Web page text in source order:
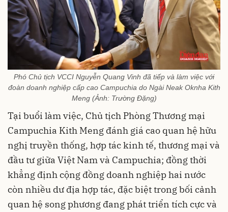
Phó Chủ tịch VCCI Nguyễn Quang Vinh đã tiếp và làm việc với
đoàn doanh nghiệp cấp cao Campuchia do Ngài Neak Oknha Kith
Meng (Ảnh: Trường Đặng)
Tại buổi làm việc, Chủ tịch Phòng Thương mại
Campuchia Kith Meng đánh giá cao quan hệ hữu
nghị truyền thống, hợp tác kinh tế, thương mại và
đầu tư giữa Việt Nam và Campuchia; đồng thời
khẳng định cộng đồng doanh nghiệp hai nước
còn nhiều dư địa hợp tác, đặc biệt trong bối cảnh
quan hệ song phương đang phát triển tích cực và